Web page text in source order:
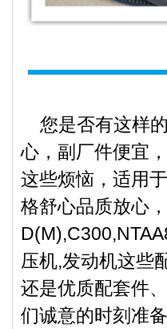
您是否有这样
心，副厂件便宜
这些烦恼，适用
格舒心品质放心
压机,发动机这些
还是优质配套件
们诚意的时刻准备